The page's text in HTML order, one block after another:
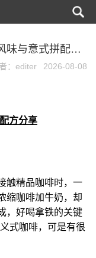
意式拼配豆研究：为什么要拼配？风味与意式拼配咖啡豆配方关系？
：editer 2026-08-08
方分享
触精品咖啡时，一
缩咖啡加牛奶，却
，好喝拿铁的关键
式咖啡，可是有很